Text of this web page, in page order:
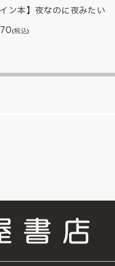
イン本】夜なのに夜みたい
(税込)